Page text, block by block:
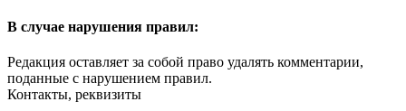
В случае нарушения правил:
Редакция оставляет за собой право удалять комментарии,
поданные с нарушением правил.
Контакты, реквизиты